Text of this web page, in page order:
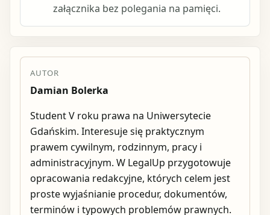
załącznika bez polegania na pamięci.
AUTOR
Damian Bolerka
Student V roku prawa na Uniwersytecie
Gdańskim. Interesuje się praktycznym
prawem cywilnym, rodzinnym, pracy i
administracyjnym. W LegalUp przygotowuje
opracowania redakcyjne, których celem jest
proste wyjaśnianie procedur, dokumentów,
terminów i typowych problemów prawnych.